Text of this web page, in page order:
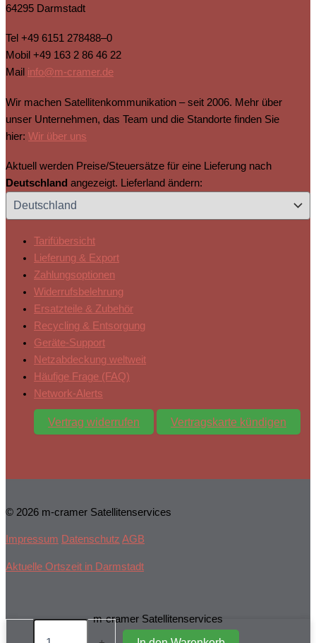
64295 Darmstadt
Tel +49 6151 278488–0
Mobil +49 163 2 86 46 22
Mail info@m-cramer.de
Wir machen Satellitenkommunikation – seit 2006. Mehr über
unser Unternehmen, das Team und die Standorte finden Sie
hier: Wir über uns
Aktuell werden Preise/Steuersätze für eine Lieferung nach
Deutschland angezeigt. Lieferland ändern:
Tarifübersicht
Lieferung & Export
Zahlungsoptionen
Widerrufsbelehrung
Ersatzteile & Zubehör
Recycling & Entsorgung
Geräte-Support
Netzabdeckung weltweit
Häufige Frage (FAQ)
Network-Alerts
Vertrag widerrufen Vertragskarte kündigen
© 2026 m-cramer Satellitenservices
Impressum Datenschutz AGB
Aktuelle Ortszeit in Darmstadt
m-cramer Satellitenservices